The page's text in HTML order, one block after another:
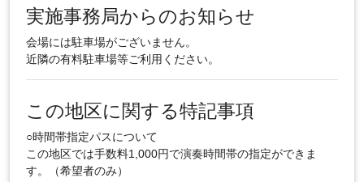
実施事務局からのお知らせ
会場には駐車場がございません。
近隣の有料駐車場等ご利用ください。
この地区に関する特記事項
○時間帯指定パスについて
この地区では手数料1,000円で演奏時間帯の指定ができま
す。（希望者のみ）